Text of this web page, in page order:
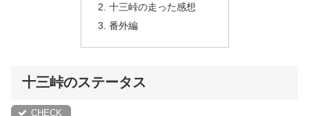
十三峠の走った感想
番外編
十三峠のステータス